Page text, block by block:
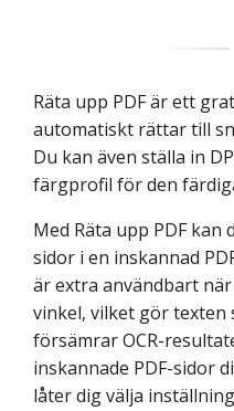
Räta upp PDF är ett
automatiskt rättar till
Du kan även ställa in
färgprofil för den
Med Räta upp PDF
sidor i en inskannad
är extra användbart
vinkel, vilket gör texten
försämrar OCR-
inskannade PDF-sidor
låter dig välja